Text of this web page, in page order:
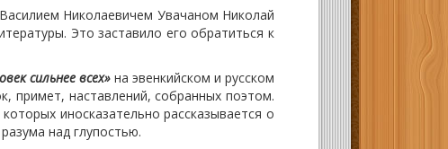
Николаевичем Увачаном Николай
Это заставило его обратиться к
сильнее всех» на эвенкийском и русском
примет, наставлений, собранных поэтом.
иносказательно рассказывается о
над глупостью.